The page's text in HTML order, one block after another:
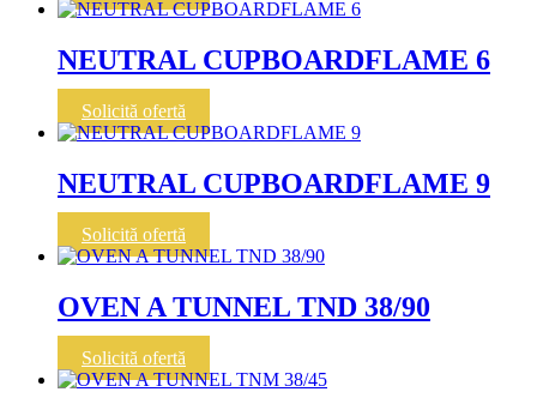
NEUTRAL CUPBOARDFLAME 6
Solicită ofertă
NEUTRAL CUPBOARDFLAME 9
Solicită ofertă
OVEN A TUNNEL TND 38/90
Solicită ofertă